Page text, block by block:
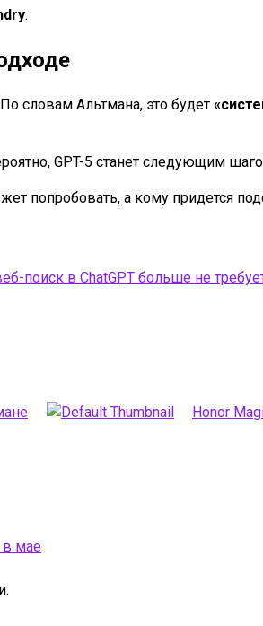
.
словам Альтмана, это будет
GPT-5 станет следующим
поиск в ChatGPT больше не
Honor
в мае